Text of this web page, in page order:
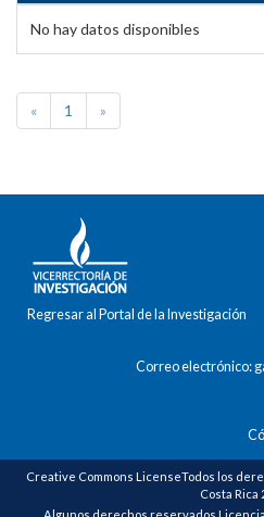
No hay datos disponibles
« 1 »
Regresar al Portal de la Investigación
Correo electrónico:
Creative Commons LicenseTodos los
Costa Rica